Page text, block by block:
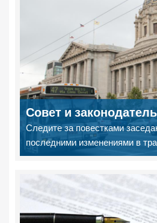
Совет и
Следите за повестками
последними изменениями в